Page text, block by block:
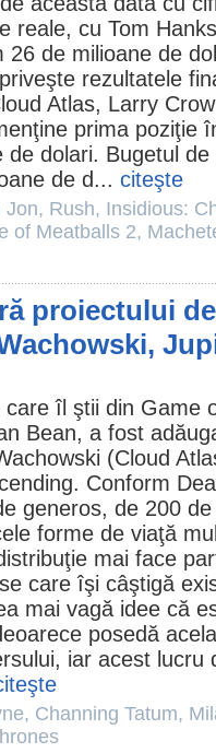
reale, cu Tom Hanks
26 de milioane de
rezultatele
Atlas, Larry
prima poziţie
dolari. Bugetul
de d... citeşte
Jon, Rush, Insidious:
of Meatballs 2,
proiectului
care îl ştii din Game
Bean, a fost
(Cloud
Conform
generos, de 200
forme de viaţă
mai face
care îşi câştigă
mai vagă idee că
posedă
iar acest lucru
, Channing Tatum,